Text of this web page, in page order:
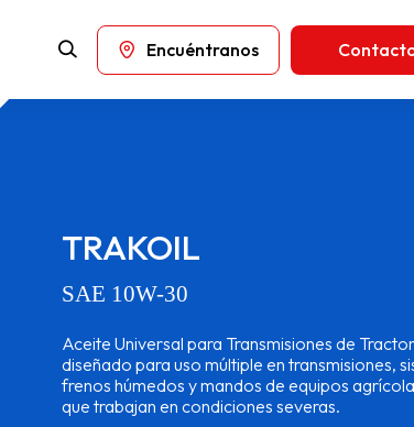
Encuéntranos
TRAKOIL
SAE 10W-30
Aceite Universal para Transmisiones de
diseñado para uso múltiple en transmisiones,
frenos húmedos y mandos de equipos
que trabajan en condiciones severas.